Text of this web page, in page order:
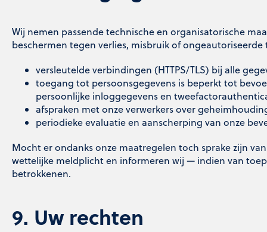
Wij nemen passende technische en organisatorische
beschermen tegen verlies, misbruik of
versleutelde verbindingen (HTTPS/TLS) bij alle
toegang tot persoonsgegevens is beperkt tot
persoonlijke inloggegevens en
afspraken met onze verwerkers over
periodieke evaluatie en aanscherping van onze
Mocht er ondanks onze maatregelen toch sprake zijn
wettelijke meldplicht en informeren wij — indien van
betrokkenen.
9. Uw rechten